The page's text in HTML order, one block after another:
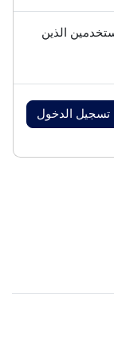
الذين
تسجيل الدخول